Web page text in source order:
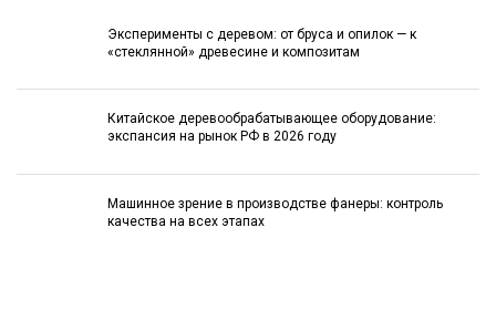
Эксперименты с деревом: от бруса и опилок — к
«стеклянной» древесине и композитам
Китайское деревообрабатывающее оборудование:
экспансия на рынок РФ в 2026 году
Машинное зрение в производстве фанеры: контроль
качества на всех этапах